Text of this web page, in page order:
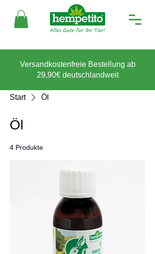
Versandkostenfreie Bestellung ab
29,90€ deutschlandweit
Start Öl
Öl
4 Produkte